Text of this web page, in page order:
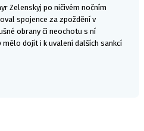
Zelenskyj po ničivém nočním
spojence za zpoždění v
obrany či neochotu s ní
dojít i k uvalení dalších sankcí